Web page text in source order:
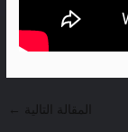
المقالة التالية ←